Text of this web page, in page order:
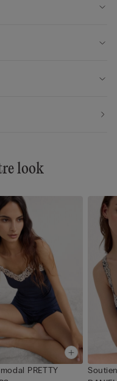
look
PRETTY